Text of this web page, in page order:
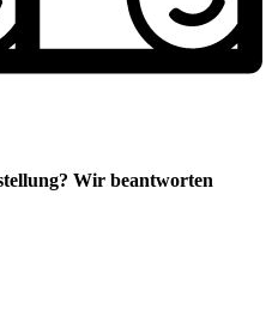
Wir beantworten